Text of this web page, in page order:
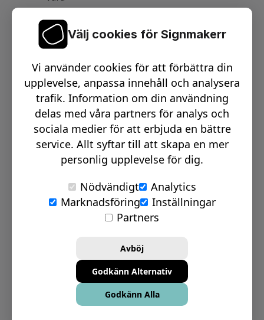
Email:info@signmakerr.se
PSST, HÄNG MED PÅ VÅR RESA!
© Signmakerr 2022 - 2026
Integritetspolicy
Ansvarsfullt avslöjandepolicy
Bolagsinformation
Välj cookies för Signmakerr
Vi använder cookies för att förbättra din
upplevelse, anpassa innehåll och analysera
trafik. Information om din användning
delas med våra partners för analys och
sociala medier för att erbjuda en bättre
service. Allt syftar till att skapa en mer
personlig upplevelse för dig.
Nödvändigt
Analytics
Marknadsföring
Inställningar
Partners
Avböj
Godkänn Alternativ
Godkänn Alla